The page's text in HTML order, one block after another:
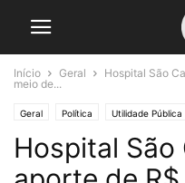
Início Geral
Hospital São
meio de...
Geral Política Utilidade Pública
Hospital